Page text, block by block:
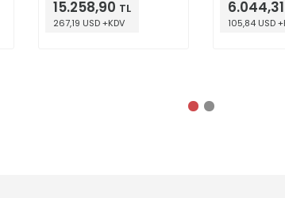
15.258,90 TL
267,19 USD +KDV
6.044,31
105,84 USD